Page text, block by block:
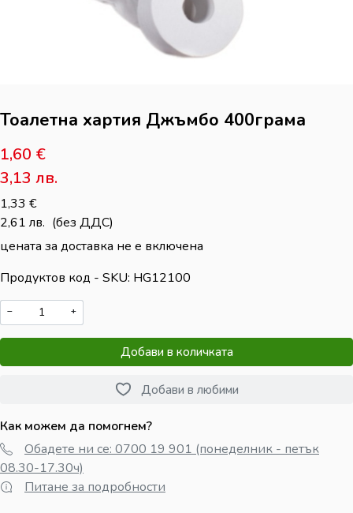
Тоалетна хартия Джъмбо 400грама
1,60 €
3,13 лв.
1,33 €
2,61 лв. (без ДДС)
цената за доставка не е включена
Продуктов код - SKU HG12100
− +
Добави в количката
Добави в любими
Как можем да помогнем?
Обадете ни се: 0700 19 901 (понеделник - петък
08.30-17.30ч)
Питане за подробности